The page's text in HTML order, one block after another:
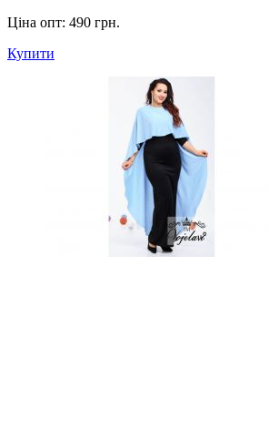
Ціна опт: 490 грн.
Купити